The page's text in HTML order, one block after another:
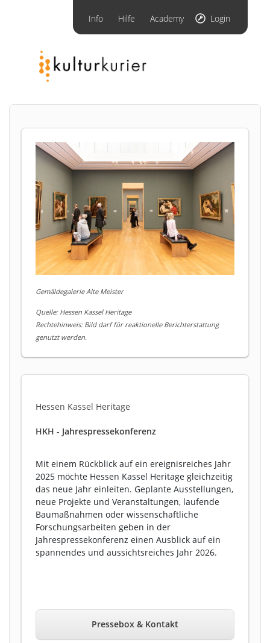
Info Hilfe Academy Login
Gemäldegalerie Alte Meister
Quelle: Hessen Kassel Heritage
Rechtehinweis: Bild darf für reaktionelle Berichterstattung
genutzt werden.
Hessen Kassel Heritage
HKH - Jahrespressekonferenz
Mit einem Rückblick auf ein ereignisreiches Jahr
2025 möchte Hessen Kassel Heritage gleichzeitig
das neue Jahr einleiten. Geplante Ausstellungen,
neue Projekte und Veranstaltungen, laufende
Baumaßnahmen oder wissenschaftliche
Forschungsarbeiten geben in der
Jahrespressekonferenz einen Ausblick auf ein
spannendes und aussichtsreiches Jahr 2026.
Pressebox & Kontakt